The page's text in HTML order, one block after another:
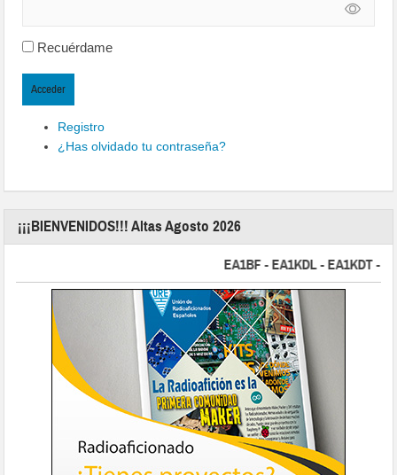
Recuérdame
Acceder
Registro
¿Has olvidado tu contraseña?
¡¡¡BIENVENIDOS!!! Altas Agosto 2026
EA1BF - EA1KDL - EA1KDT -